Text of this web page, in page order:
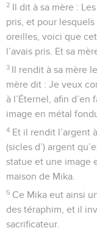
2 Il dit à sa mère :
pris, et pour
oreilles, voici que
l’avais pris. Et sa
3 Il rendit à sa mère
mère dit : Je veux
à l’Éternel, afin
image en métal
4 Et il rendit l’argent
(sicles d’) argent
statue et une image
maison de Mika.
5 Ce Mika eut ainsi
des téraphim, et il
sacrificateur.